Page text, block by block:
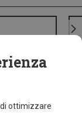
di ottimizzare